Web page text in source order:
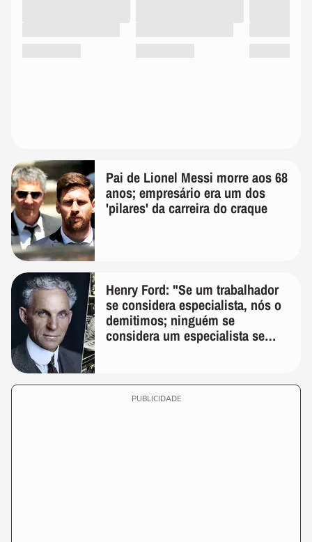
Pai de Lionel Messi morre aos 68
anos; empresário era um dos
'pilares' da carreira do craque
Henry Ford: "Se um trabalhador
se considera especialista, nós o
demitimos; ninguém se
considera um especialista se
PUBLICIDADE